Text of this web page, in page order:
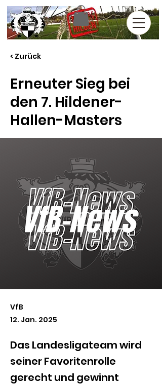
< Zurück
Erneuter Sieg bei
den 7. Hildener-
Hallen-Masters
VfB
12. Jan. 2025
Das Landesligateam wird
seiner Favoritenrolle
gerecht und gewinnt